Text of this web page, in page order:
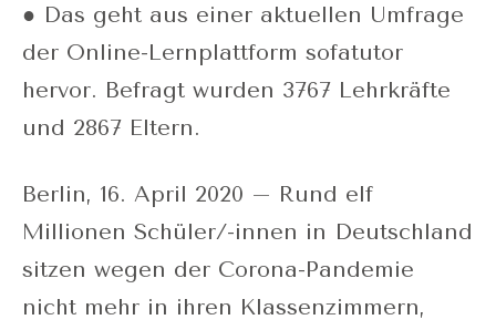
● Das geht aus einer aktuellen Umfrage
der Online-Lernplattform sofatutor
hervor. Befragt wurden 3767 Lehrkräfte
und 2867 Eltern.
Berlin, 16. April 2020 – Rund elf
Millionen Schüler/-innen in Deutschland
sitzen wegen der Corona-Pandemie
nicht mehr in ihren Klassenzimmern,